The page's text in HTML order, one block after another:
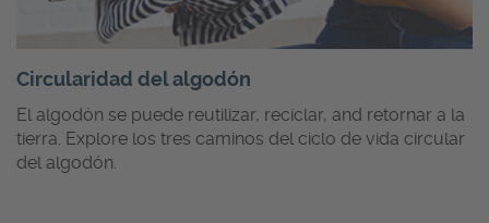
Circularidad del algodón
El algodón se puede reutilizar, reciclar, and retornar a la
tierra. Explore los tres caminos del ciclo de vida circular
del algodón.